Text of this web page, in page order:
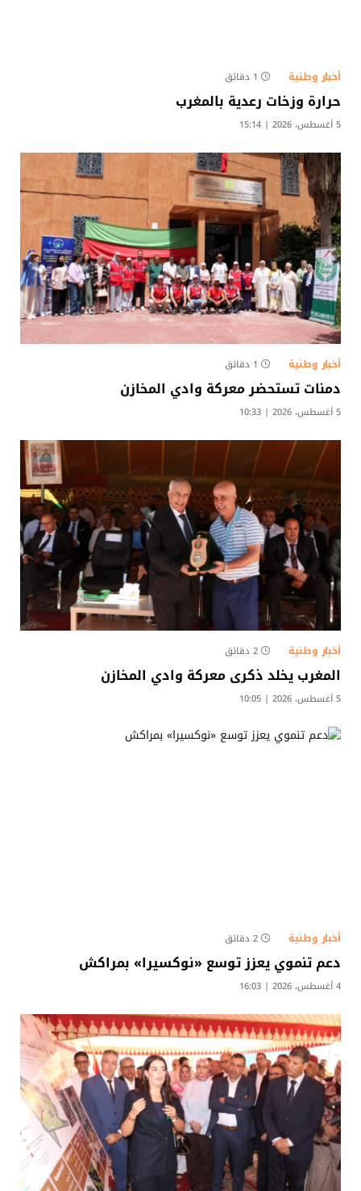
أخبار وطنية 1 دقائق
حرارة وزخات رعدية بالمغرب
5 أغسطس، 2026 | 15:14
أخبار وطنية 1 دقائق
دمنات تستحضر معركة وادي المخازن
5 أغسطس، 2026 | 10:33
أخبار وطنية 2 دقائق
المغرب يخلد ذكرى معركة وادي المخازن
5 أغسطس، 2026 | 10:05
أخبار وطنية 2 دقائق
دعم تنموي يعزز توسع «نوكسيرا» بمراكش
4 أغسطس، 2026 | 16:03